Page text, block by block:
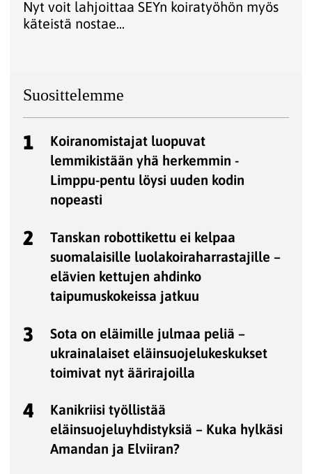
Nyt voit lahjoittaa SEYn koiratyöhön myös
käteistä nostae...
Suosittelemme
1
Koiranomistajat luopuvat
lemmikistään yhä herkemmin -
Limppu-pentu löysi uuden kodin
nopeasti
2
Tanskan robottikettu ei kelpaa
suomalaisille luolakoiraharrastajille –
elävien kettujen ahdinko
taipumuskokeissa jatkuu
3
Sota on eläimille julmaa peliä –
ukrainalaiset eläinsuojelukeskukset
toimivat nyt äärirajoilla
4
Kanikriisi työllistää
eläinsuojeluyhdistyksiä – Kuka hylkäsi
Amandan ja Elviiran?